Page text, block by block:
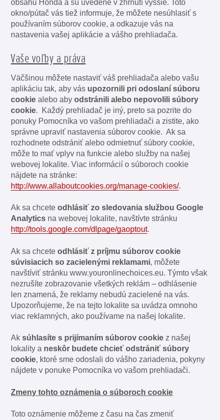
obsahu Honda a sú uvedené v zhrnutí vyššie. Toto
okno/pútač vás tiež informuje, že môžete nesúhlasiť s
používaním súborov cookie, a odkazuje vás na
nastavenia vašej aplikácie a vášho prehliadača.
Vaše voľby a práva
Väčšinou môžete nastaviť váš prehliadača alebo vašu
aplikáciu tak, aby vás upozornili pri odoslaní súboru
cookie alebo abyodstránili alebo nepovolili súbory
cookie. Každý prehliadač je iný, preto sa pozrite do
ponuky Pomocníka vo vašom prehliadači a zistite, ako
správne upraviť nastavenia súborov cookie. Ak sa
rozhodnete odstrániť alebo odmietnuť súbory cookie,
môže to mať vplyv na funkcie alebo služby na našej
webovej lokalite. Viac informácií o súboroch cookie
nájdete na stránke:
http://www.allaboutcookies.org/manage-cookies/.
Ak sa chceteodhlásiť zo sledovania službou Google
Analytics na webovej lokalite, navštívte stránku
http://tools.google.com/dlpage/gaoptout.
Ak sa chceteodhlásiť z príjmu súborov cookie
súvisiacich so zacielenými reklamami, môžete
navštíviť stránku www.youronlinechoices.eu. Týmto však
nezrušíte zobrazovanie všetkých reklám – odhlásenie
len znamená, že reklamy nebudú zacielené na vás.
Upozorňujeme, že na tejto lokalite sa uvádza omnoho
viac reklamných, ako používame na našej lokalite.
Aksúhlasíte s prijímaním súborov cookie z našej
lokality a neskôr budete chcieť odstrániť súbory
cookie, ktoré sme odoslali do vášho zariadenia, pokyny
nájdete v ponuke Pomocníka vo vašom prehliadači.
Zmeny tohto oznámenia o súboroch cookie
Toto oznámenie môžeme z času na čas zmeniť